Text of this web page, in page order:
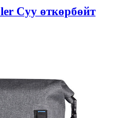
Суу өткөрбөйт